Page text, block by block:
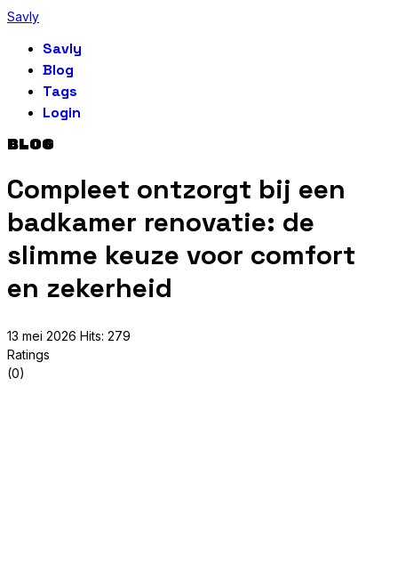
Savly
Savly
Blog
Tags
Login
BLOG
Compleet ontzorgt bij een
badkamer renovatie: de
slimme keuze voor comfort
en zekerheid
13 mei 2026 Hits: 279
Ratings
(0)